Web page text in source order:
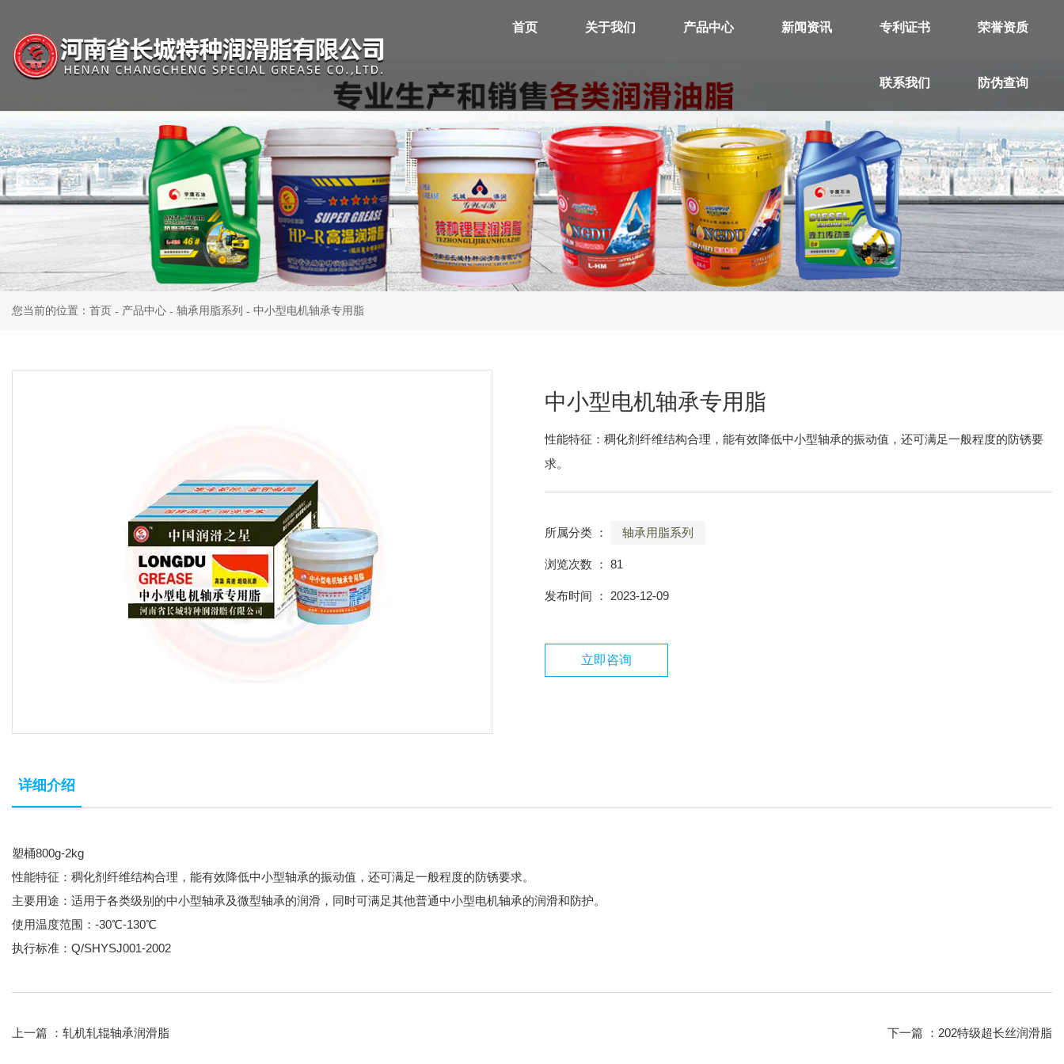
首页 关于我们 产品中心 新闻资讯 专利证书 荣誉资质
联系我们 防伪查询
您当前的位置：首页 - 产品中心 - 轴承用脂系列 - 中小型电机轴承专用脂
中小型电机轴承专用脂
性能特征：稠化剂纤维结构合理，能有效降低中小型轴承的振动值，还可满足一般程度的防锈要
求。
所属分类 ： 轴承用脂系列
浏览次数 ： 81
发布时间 ： 2023-12-09
立即咨询
详细介绍
塑桶800g-2kg
性能特征：稠化剂纤维结构合理，能有效降低中小型轴承的振动值，还可满足一般程度的防锈要求。
主要用途：适用于各类级别的中小型轴承及微型轴承的润滑，同时可满足其他普通中小型电机轴承的润滑和防护。
使用温度范围：-30℃-130℃
执行标准：Q/SHYSJ001-2002
上一篇 ： 轧机轧辊轴承润滑脂 下一篇 ： 202特级超长丝润滑脂